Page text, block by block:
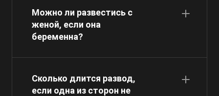
Можно ли развестись с
женой, если она
беременна?
Сколько длится развод,
если одна из сторон не